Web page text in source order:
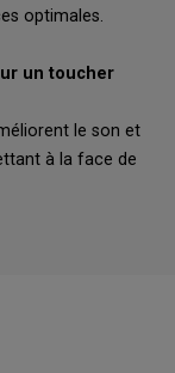
optimales.
un toucher
le son et
à la face de